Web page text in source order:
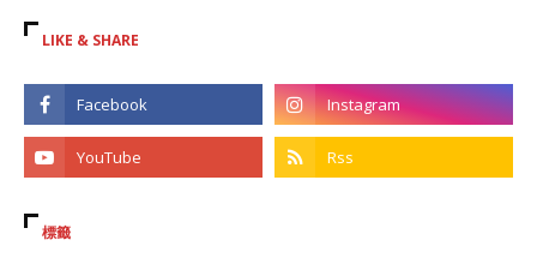
LIKE & SHARE
標籤